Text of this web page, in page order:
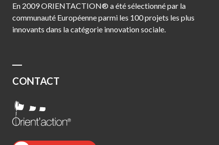
En 2009 ORIENTACTION® a été sélectionné par la
communauté Européenne parmi les 100 projets les plus
innovants dans la catégorie innovation sociale.
CONTACT